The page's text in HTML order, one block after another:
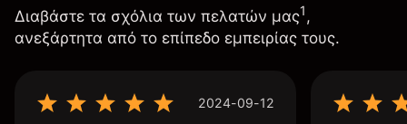
Διαβάστε τα σχόλια των πελατών μας1,
ανεξάρτητα από το επίπεδο εμπειρίας τους.
2024-09-12